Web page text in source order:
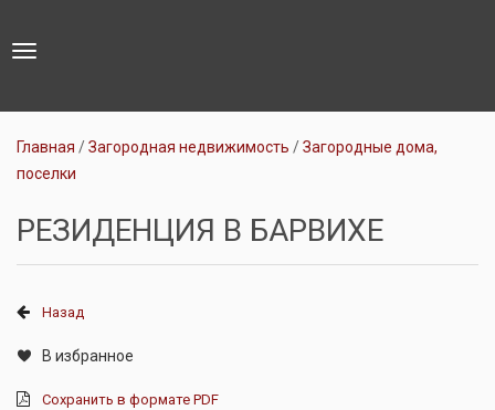
Toggle
Главная Загородная недвижимость
Загородные дома,
поселки
РЕЗИДЕНЦИЯ В БАРВИХЕ
Назад
В избранное
Сохранить в формате PDF